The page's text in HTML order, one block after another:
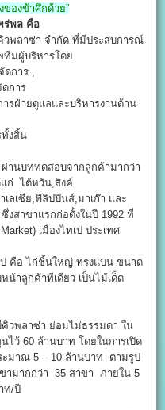
ของข้าศึกด้วย”
ร่พล คือ
วพลาซ่า จำกัด ที่มีประสบการณ์
ทีมผู้บริหารโดย
ดการ ,
การ
ฝ่ายดูแลและบริหารงานด้าน
ทั้งสิ้น
านบททดสอบจากลูกค้ามากว่า
แก่ ไต้หวัน,สิงค์
ลเซีย,ฟิลิปปินส์,มาเก๊า และ
งสาขาแรกก่อตั้งในปี 1992 ที่
เมืองไทเป ประเทศ
คือ ไก่ชิ้นใหญ่ ทรงแบน ขนาด
าลูกค้าทีเดียว เป็นไม้เด็ด
วพลาซ่า ย่อมไม่ธรรมดา ใน
ไว้ 60 ล้านบาท โดยในการเปิด
ะมาณ 5 – 10 ล้านบาท ตามรูป
ามากกว่า 35 สาขา ภายใน 5
ท/ปี